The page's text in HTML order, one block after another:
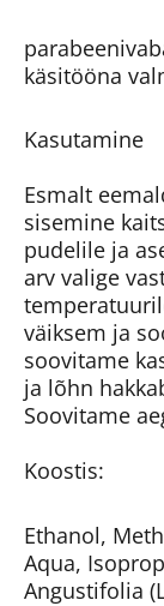
käsitööna
Kasutamine
Esmalt
sisemine
pudelile ja
arv valige
väiksem ja
soovitame
ja lõhn
Soovitame
Koostis:
Ethanol,
Aqua,
Angustifolia